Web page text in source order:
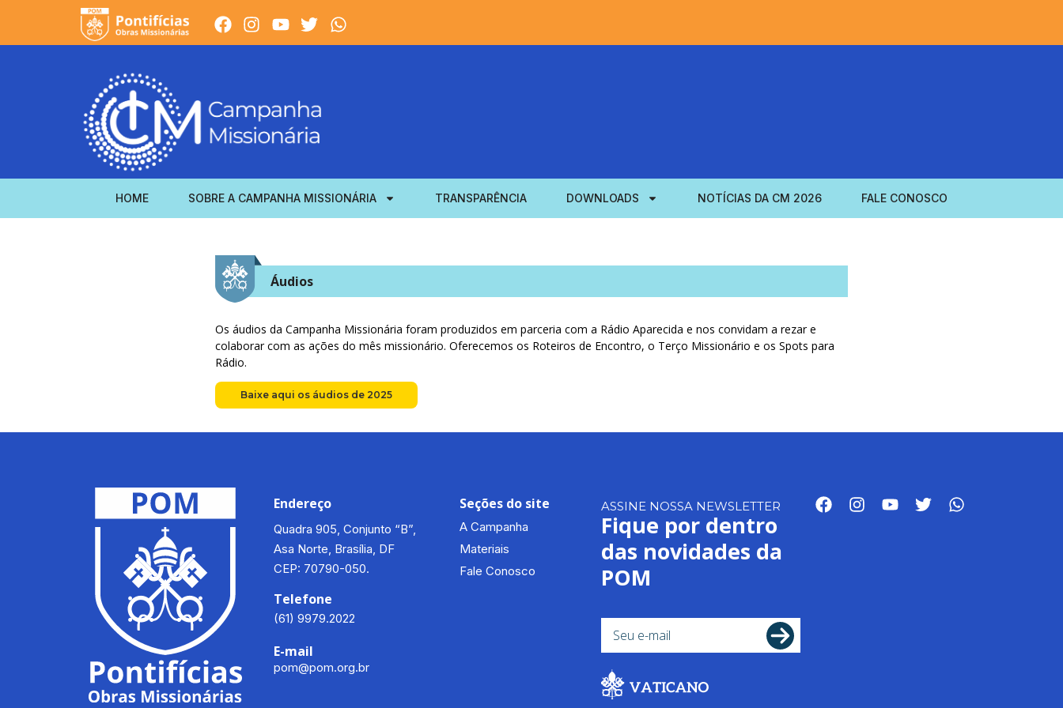
HOME SOBRE A CAMPANHA MISSIONÁRIA TRANSPARÊNCIA DOWNLOADS NOTÍCIAS DA CM 2026 FALE CONOSCO
Áudios
Os áudios da Campanha Missionária foram produzidos em parceria com a Rádio Aparecida e nos convidam a rezar e
colaborar com as ações do mês missionário. Oferecemos os Roteiros de Encontro, o Terço Missionário e os Spots para
Rádio.
Baixe aqui os áudios de 2025
Endereço
Quadra 905, Conjunto “B”,
Asa Norte, Brasília, DF
CEP: 70790-050.
Telefone
(61) 9979.2022
E-mail
pom@pom.org.br
Seções do site
A Campanha
Materiais
Fale Conosco
ASSINE NOSSA NEWSLETTER
Fique por dentro
das novidades da
POM